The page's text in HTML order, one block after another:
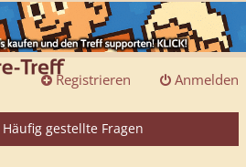
Anmelden
Registrieren
Häufig gestellte Fragen